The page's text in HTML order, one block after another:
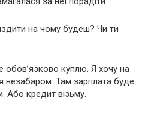
на чому будеш? Чи ти
обов’язково куплю. Я хочу на
незабаром. Там зарплата буде
Або кредит візьму.